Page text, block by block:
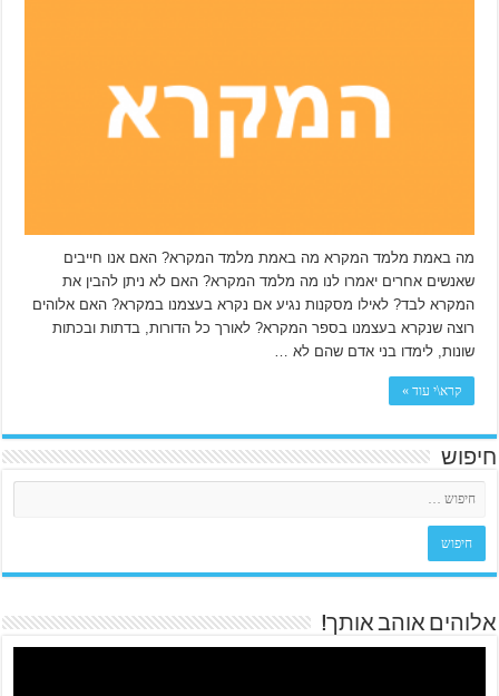
מה באמת מלמד המקרא מה באמת מלמד המקרא? האם אנו חייבים
שאנשים אחרים יאמרו לנו מה מלמד המקרא? האם לא ניתן להבין את
המקרא לבד? לאילו מסקנות נגיע אם נקרא בעצמנו במקרא? האם אלוהים
רוצה שנקרא בעצמנו בספר המקרא? לאורך כל הדורות, בדתות ובכתות
שונות, לימדו בני אדם שהם לא …
קרא\י עוד »
חיפוש
אלוהים אוהב אותך!